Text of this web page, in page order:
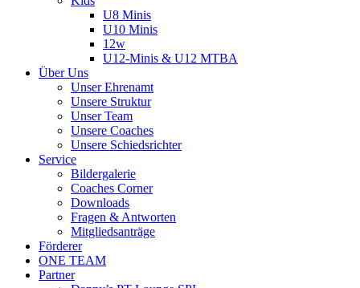
U8 Minis
U10 Minis
12w
U12-Minis & U12 MTBA
Über Uns
Unser Ehrenamt
Unsere Struktur
Unser Team
Unsere Coaches
Unsere Schiedsrichter
Service
Bildergalerie
Coaches Corner
Downloads
Fragen & Antworten
Mitgliedsanträge
Förderer
ONE TEAM
Partner